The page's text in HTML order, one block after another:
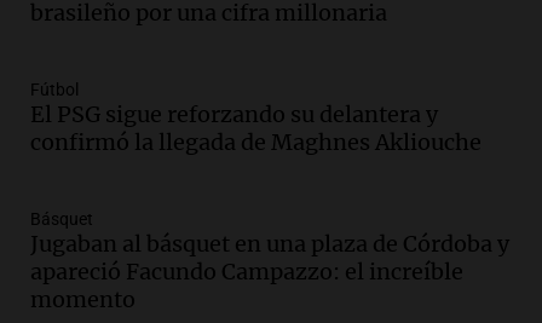
Episodios
distraídos: ¿Qué pasa con un niño
cuando el padre mira mucho el teléfono?
Educar entre todos
Tecnológico en Villa María con dos
edificios icónicos
Panorama Federal
Episodios
brasileño por una cifra millonaria
Fútbol
El PSG sigue reforzando su delantera y
confirmó la llegada de Maghnes Akliouche
Básquet
Jugaban al básquet en una plaza de Córdoba y
apareció Facundo Campazzo: el increíble
momento